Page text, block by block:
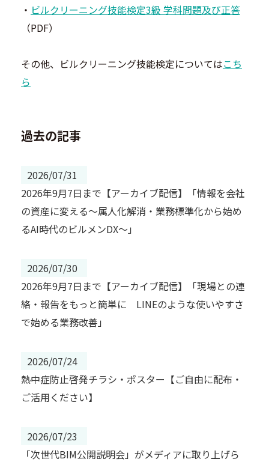
・ ビルクリーニング技能検定3級 学科問題及び正答
（PDF）
その他、ビルクリーニング技能検定についてはこち
ら
過去の記事
2026/07/31
2026年9月7日まで【アーカイブ配信】「情報を会社
の資産に変える～属人化解消・業務標準化から始め
るAI時代のビルメンDX～」
2026/07/30
2026年9月7日まで【アーカイブ配信】「現場との連
絡・報告をもっと簡単に LINEのような使いやすさ
で始める業務改善」
2026/07/24
熱中症防止啓発チラシ・ポスター【ご自由に配布・
ご活用ください】
2026/07/23
「次世代BIM公開説明会」がメディアに取り上げら